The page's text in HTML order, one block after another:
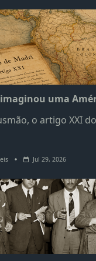
uma
o artigo XXI
Jul 29, 2026